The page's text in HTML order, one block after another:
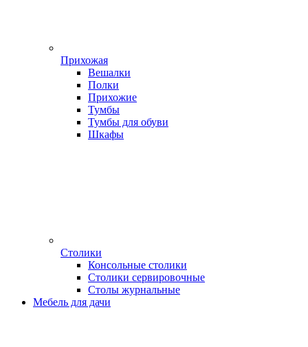
Прихожая
Вешалки
Полки
Прихожие
Тумбы
Тумбы для обуви
Шкафы
Столики
Консольные столики
Столики сервировочные
Столы журнальные
Мебель для дачи